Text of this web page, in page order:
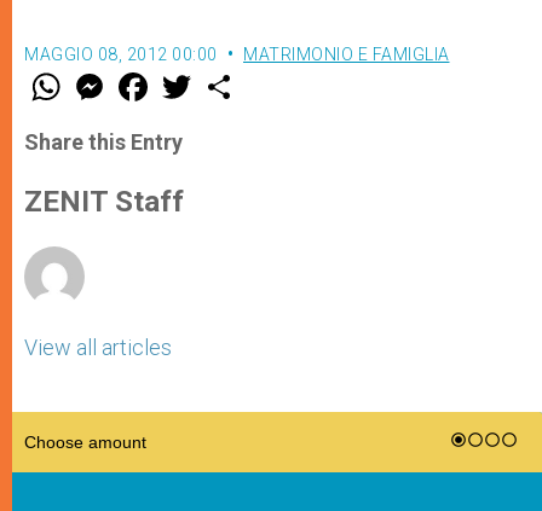
MAGGIO 08, 2012 00:00 MATRIMONIO E FAMIGLIA
W
t
s
p
p
M
e
s
e
g
e
F
a
e
b
o
k
w
Share this Entry
ZENIT Staff
View all articles